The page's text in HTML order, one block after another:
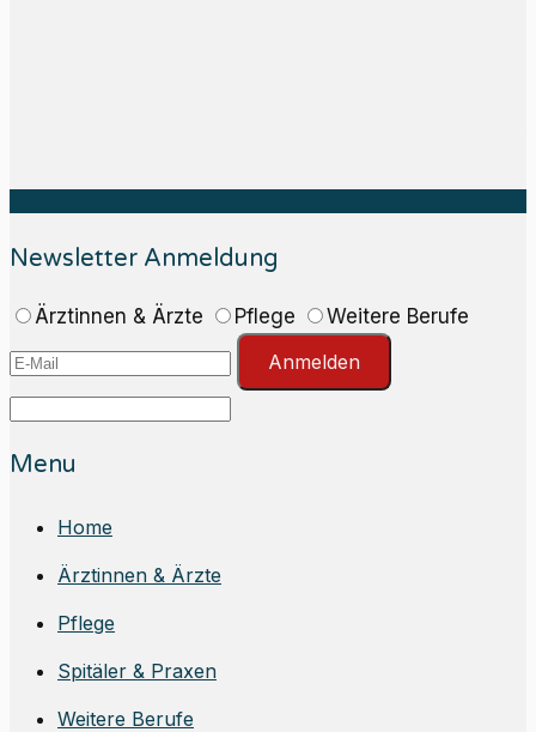
Newsletter Anmeldung
Ärztinnen & Ärzte Pflege
Weitere Berufe
Anmelden
Menu
Home
Ärztinnen & Ärzte
Pflege
Spitäler & Praxen
Weitere Berufe